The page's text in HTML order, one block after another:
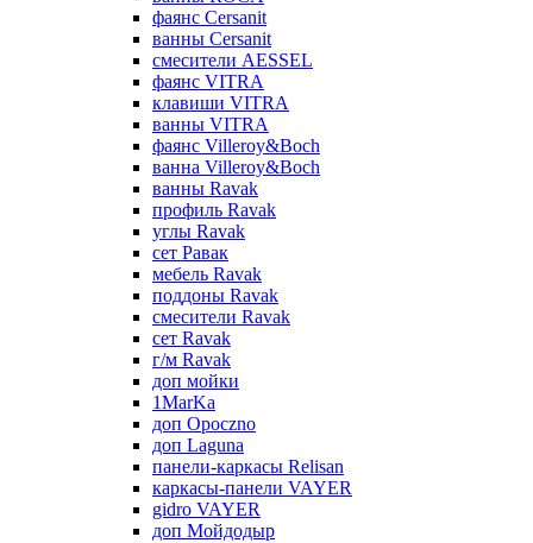
фаянс Cersanit
ванны Cersanit
смесители AESSEL
фаянс VITRA
клавиши VITRA
ванны VITRA
фаянс Villeroy&Boch
ванна Villeroy&Boch
ванны Ravak
профиль Ravak
углы Ravak
сет Равак
мебель Ravak
поддоны Ravak
смесители Ravak
сет Ravak
г/м Ravak
доп мойки
1MarKa
доп Opoczno
доп Laguna
панели-каркасы Relisan
каркасы-панели VAYER
gidro VAYER
доп Мойдодыр